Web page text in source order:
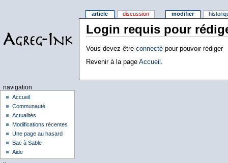
Login requis pour
Vous devez être connectépour pouvoir rédiger
Revenir à la page Accueil
article discussion modifier
navigation
Accueil
Communauté
Actualités
Modifications récentes
Une page au hasard
Bac à Sable
Aide